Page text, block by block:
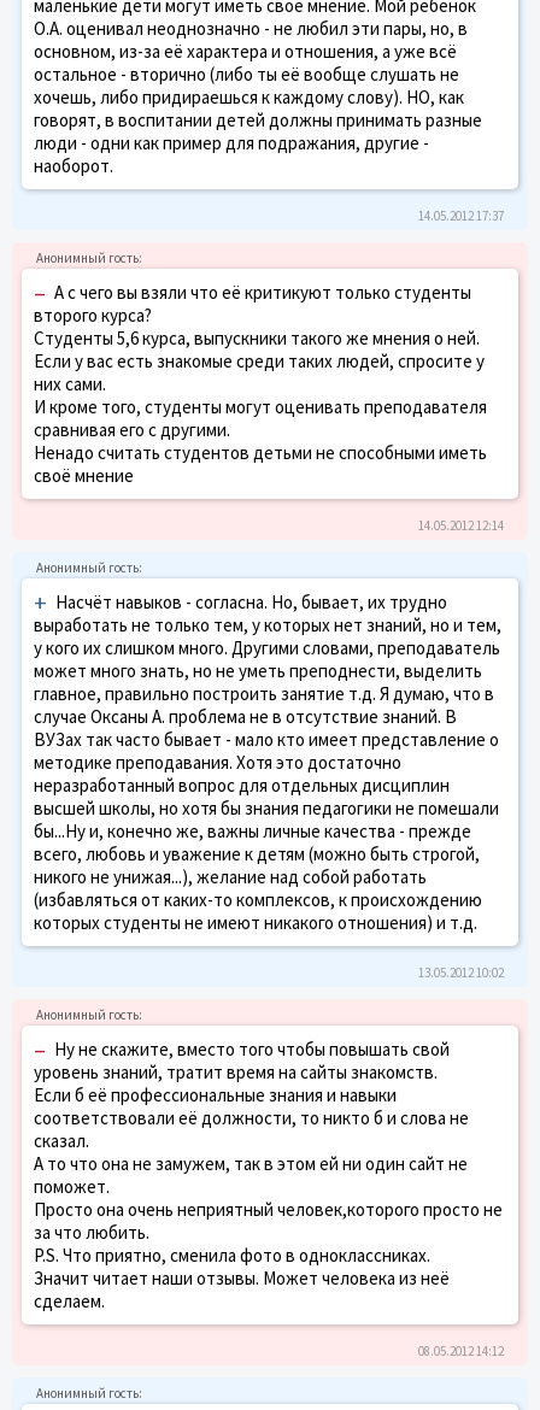
маленькие дети могут иметь своё мнение. Мой ребёнок
О.А. оценивал неоднозначно - не любил эти пары, но, в
основном, из-за её характера и отношения, а уже всё
остальное - вторично (либо ты её вообще слушать не
хочешь, либо придираешься к каждому слову). НО, как
говорят, в воспитании детей должны принимать разные
люди - одни как пример для подражания, другие -
наоборот.
14.05.2012 17:37
– А с чего вы взяли что её критикуют только студенты
второго курса?
Студенты 5,6 курса, выпускники такого же мнения о ней.
Если у вас есть знакомые среди таких людей, спросите у
них сами.
И кроме того, студенты могут оценивать преподавателя
сравнивая его с другими.
Ненадо считать студентов детьми не способными иметь
своё мнение
14.05.2012 12:14
+ Насчёт навыков - согласна. Но, бывает, их трудно
выработать не только тем, у которых нет знаний, но и тем,
у кого их слишком много. Другими словами, преподаватель
может много знать, но не уметь преподнести, выделить
главное, правильно построить занятие т.д. Я думаю, что в
случае Оксаны А. проблема не в отсутствие знаний. В
ВУЗах так часто бывает - мало кто имеет представление о
методике преподавания. Хотя это достаточно
неразработанный вопрос для отдельных дисциплин
высшей школы, но хотя бы знания педагогики не помешали
бы...Ну и, конечно же, важны личные качества - прежде
всего, любовь и уважение к детям (можно быть строгой,
никого не унижая...), желание над собой работать
(избавляться от каких-то комплексов, к происхождению
которых студенты не имеют никакого отношения) и т.д.
13.05.2012 10:02
– Ну не скажите, вместо того чтобы повышать свой
уровень знаний, тратит время на сайты знакомств.
Если б её профессиональные знания и навыки
соответствовали её должности, то никто б и слова не
сказал.
А то что она не замужем, так в этом ей ни один сайт не
поможет.
Просто она очень неприятный человек,которого просто не
за что любить.
P.S. Что приятно, сменила фото в одноклассниках.
Значит читает наши отзывы. Может человека из неё
сделаем.
08.05.2012 14:12